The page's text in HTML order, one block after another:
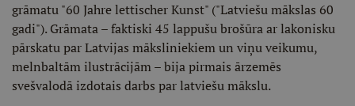
grāmatu "60 Jahre lettischer Kunst" ("Latviešu mākslas 60
gadi"). Grāmata – faktiski 45 lappušu brošūra ar lakonisku
pārskatu par Latvijas māksliniekiem un viņu veikumu,
melnbaltām ilustrācijām – bija pirmais ārzemēs
svešvalodā izdotais darbs par latviešu mākslu.